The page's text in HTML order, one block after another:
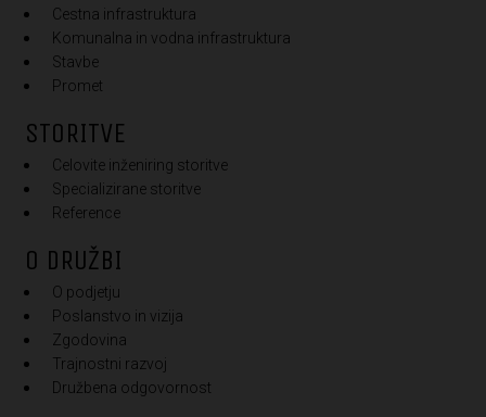
Cestna infrastruktura
Komunalna in vodna infrastruktura
Stavbe
Promet
STORITVE
Celovite inženiring storitve
Specializirane storitve
Reference
O DRUŽBI
O podjetju
Poslanstvo in vizija
Zgodovina
Trajnostni razvoj
Družbena odgovornost